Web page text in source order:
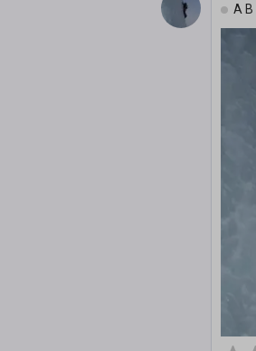
A B